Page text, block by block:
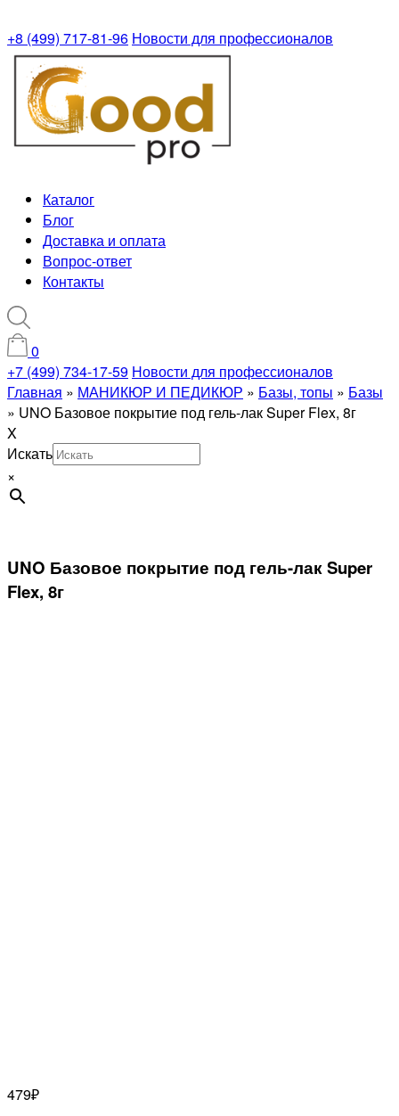
+8 (499) 717-81-96 Новости для профессионалов
Каталог
Блог
Доставка и оплата
Вопрос-ответ
Контакты
0
+7 (499) 734-17-59 Новости для профессионалов
Главная » МАНИКЮР И ПЕДИКЮР » Базы, топы » Базы
» UNO Базовое покрытие под гель-лак Super Flex, 8г
X
Искать
×
UNO Базовое покрытие под гель-лак Super
Flex, 8г
479₽